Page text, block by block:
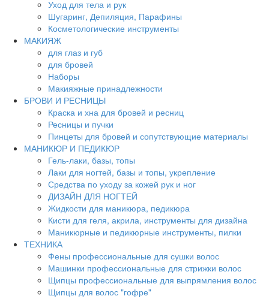
Уход для тела и рук
Шугаринг, Депиляция, Парафины
Косметологические инструменты
МАКИЯЖ
для глаз и губ
для бровей
Наборы
Макияжные принадлежности
БРОВИ И РЕСНИЦЫ
Краска и хна для бровей и ресниц
Ресницы и пучки
Пинцеты для бровей и сопутствующие материалы
МАНИКЮР И ПЕДИКЮР
Гель-лаки, базы, топы
Лаки для ногтей, базы и топы, укрепление
Средства по уходу за кожей рук и ног
ДИЗАЙН ДЛЯ НОГТЕЙ
Жидкости для маникюра, педикюра
Кисти для геля, акрила, инструменты для дизайна
Маникюрные и педикюрные инструменты, пилки
ТЕХНИКА
Фены профессиональные для сушки волос
Машинки профессиональные для стрижки волос
Щипцы профессиональные для выпрямления волос
Щипцы для волос "гофре"